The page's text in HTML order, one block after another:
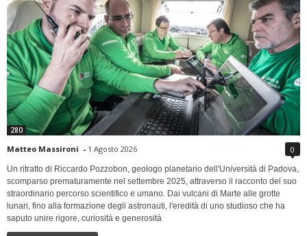
280
Matteo Massironi - 1 Agosto 2026 0
Un ritratto di Riccardo Pozzobon, geologo planetario dell'Università di Padova,
scomparso prematuramente nel settembre 2025, attraverso il racconto del suo
straordinario percorso scientifico e umano. Dai vulcani di Marte alle grotte
lunari, fino alla formazione degli astronauti, l'eredità di uno studioso che ha
saputo unire rigore, curiosità e generosità